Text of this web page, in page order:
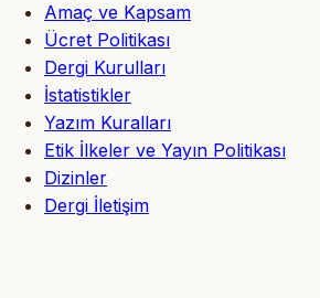
Amaç ve Kapsam
Ücret Politikası
Dergi Kurulları
İstatistikler
Yazım Kuralları
Etik İlkeler ve Yayın Politikası
Dizinler
Dergi İletişim